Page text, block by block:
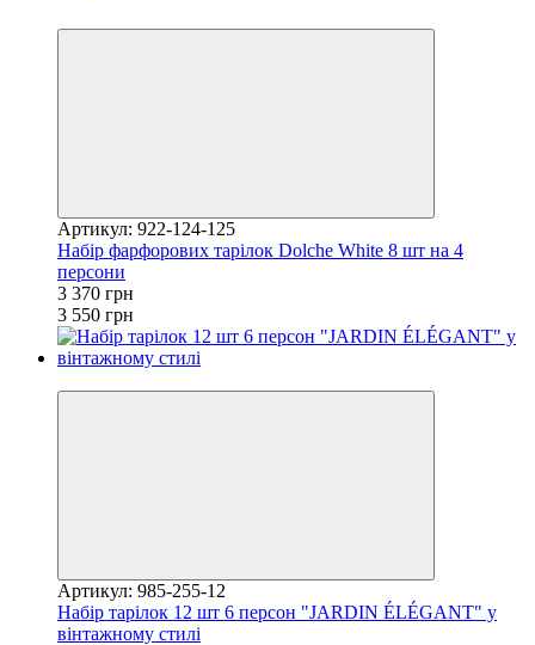
Артикул: 922-124-125
Набір фарфорових тарілок Dolche White 8 шт на 4
персони
3 370 грн
3 550 грн
Артикул: 985-255-12
Набір тарілок 12 шт 6 персон "JARDIN ÉLÉGANT" у
вінтажному стилі